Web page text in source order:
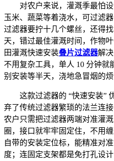
对农户来说，灌溉季最怕
玉米、蔬菜等着浇水，可过滤
过滤器要拧十几个螺丝，还得
天，错过最佳灌溉时间，作物
田灌溉快速安装叠片过滤器解
不用复杂工具，单人 10 分钟就
别安装等半天，浇地急冒烟的烦
这款过滤器的 “快速安装”
弃了传统过滤器繁琐的法兰连
农户只需把过滤器两端对准灌
圈，接口就牢牢固定住，不用
自带的安装定位标，能精准对
度；连固定支架都是免打孔设